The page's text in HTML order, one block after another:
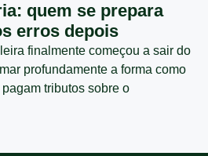
quem se prepara
erros depois
finalmente começou a sair do
profundamente a forma como
tributos sobre o